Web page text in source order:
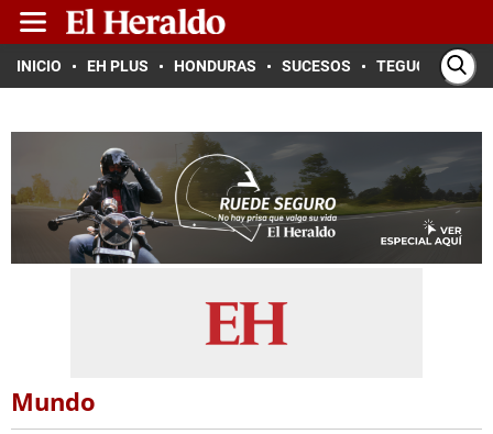
INICIO EH PLUS HONDURAS SUCESOS TEGUCIGALPA
Mundo